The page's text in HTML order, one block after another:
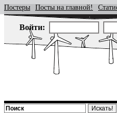
Постеры Посты на главной!
Войти: